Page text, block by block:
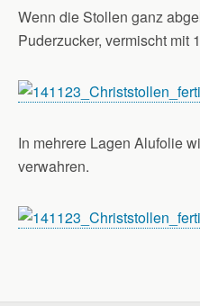
Wenn die Stollen ganz
Puderzucker, vermischt mit
In mehrere Lagen Alufolie
verwahren.